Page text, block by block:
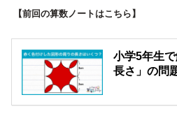
【前回の算数ノートはこちら】
小学5年生
長さ」の問